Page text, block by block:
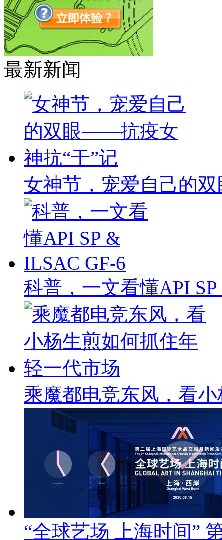
最新新闻
女神节，宠爱自己的
科普，一文看懂API
乘魔都电竞东风，看
“全球艺场 上海时间”